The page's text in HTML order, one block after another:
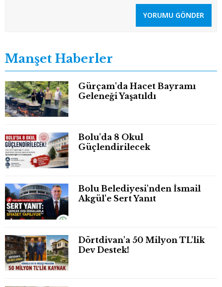
YORUMU GÖNDER
Manşet Haberler
Gürçam'da Hacet Bayramı
Geleneği Yaşatıldı
Bolu'da 8 Okul
Güçlendirilecek
Bolu Belediyesi'nden İsmail
Akgül'e Sert Yanıt
Dörtdivan'a 50 Milyon TL'lik
Dev Destek!